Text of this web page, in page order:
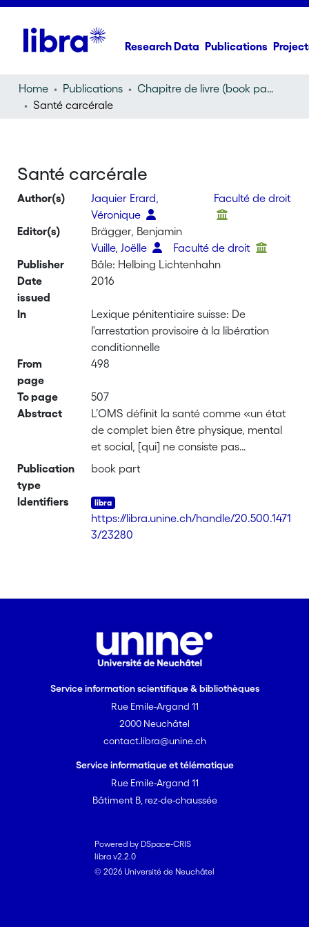
Research Data Publications
Home Publications
Chapitre de livre (book part)
Santé carcérale
Santé carcérale
Author(s)
Jaquier Erard,
Véronique
Faculté de droit
Editor(s)
Brägger, Benjamin
Vuille, Joëlle
Faculté de droit
Publisher
Bâle: Helbing Lichtenhahn
Date
issued
2016
In
Lexique pénitentiaire suisse: De
l'arrestation provisoire à la libération
conditionnelle
From
page
498
To page
507
Abstract
L’OMS définit la santé comme «un état
de complet bien être physique, mental
et social, [qui] ne consiste pas
seulement en une absence de maladie
tant par des caractéristiques
individuelles (âge, sexe, style de vie) que
collectives (éducation, conditions de vie,
seuls ou en interaction avec d’autres. En
thérapeutique s’inscrit dans
l’enchevêtrement des logiques
certes pas comme vocation première
d’être un lieu de soins, en promulguant
des traitements de qualité aux détenus,
la médecine pénitentiaire peut
contribuer à réduire les inégalités de
santé et revêt dans ce sens un rôle dans
la promotion de la santé publique.
Publication
type
book part
Identifiers
https://libra.unine.ch/handle/20.500.1471
3/23280
Service information scientifique & bibliothèques
Rue Emile-Argand 11
2000 Neuchâtel
contact.libra@unine.ch
Service informatique et télématique
Rue Emile-Argand 11
Bâtiment B, rez-de-chaussée
Powered by DSpace-CRIS
libra v2.2.0
© 2026 Université de Neuchâtel